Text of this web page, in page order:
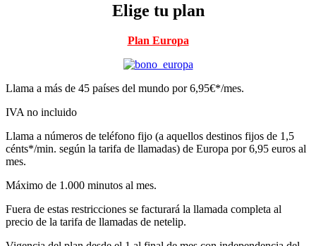
Elige tu plan
Plan Europa
Llama a más de 45 países del mundo por 6,95€*/mes.
IVA no incluido
Llama a números de teléfono fijo (a aquellos destinos fijos de 1,5
cénts*/min. según la tarifa de llamadas) de Europa por 6,95 euros al
mes.
Máximo de 1.000 minutos al mes.
Fuera de estas restricciones se facturará la llamada completa al
precio de la tarifa de llamadas de netelip.